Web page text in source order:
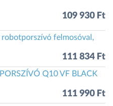
109 930 Ft
robotporszívó felmosóval,
111 834 Ft
Q10 VF BLACK
111 990 Ft